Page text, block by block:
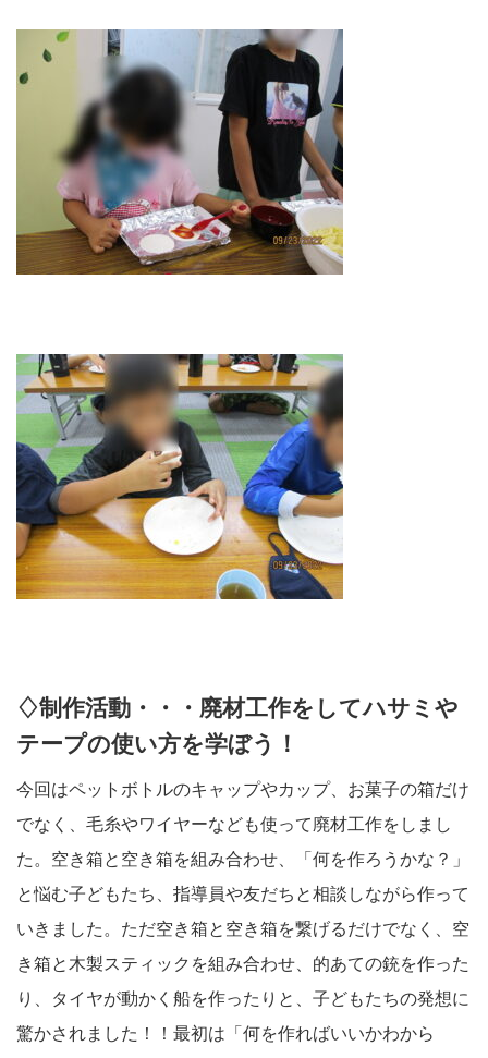
♢制作活動・・・廃材工作をしてハサミや
テープの使い方を学ぼう！
今回はペットボトルのキャップやカップ、お菓子の箱だけ
でなく、毛糸やワイヤーなども使って廃材工作をしまし
た。空き箱と空き箱を組み合わせ、「何を作ろうかな？」
と悩む子どもたち、指導員や友だちと相談しながら作って
いきました。ただ空き箱と空き箱を繋げるだけでなく、空
き箱と木製スティックを組み合わせ、的あての銃を作った
り、タイヤが動かく船を作ったりと、子どもたちの発想に
驚かされました！！最初は「何を作ればいいかわから